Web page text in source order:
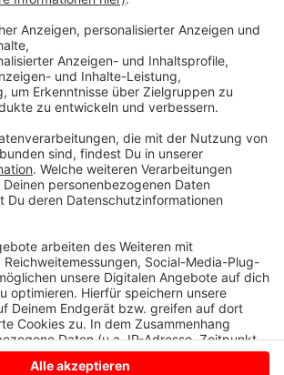
der L572 auf niedersächsischer
Klosters Bardel ebenfalls unter
Landesstraße. Somit ist eine
nach Gildehaus/Bad Bentheim